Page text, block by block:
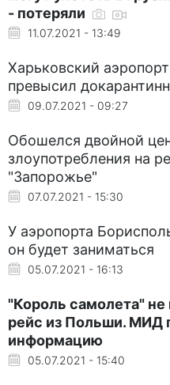
- потеряли
11.07.2021 - 13:49
Харьковский
превысил
09.07.2021 - 09:27
Обошелся двойной
злоупотребления на
"Запорожье"
07.07.2021 - 15:30
У аэропорта
он будет заниматься
05.07.2021 - 16:13
"Король самолета" не
рейс из Польши. МИД
информацию
05.07.2021 - 15:40